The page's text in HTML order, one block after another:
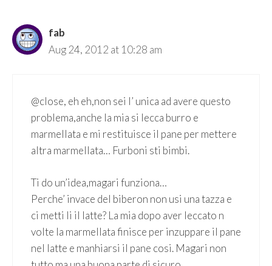
fab
Aug 24, 2012 at 10:28 am
@close, eh eh,non sei l’ unica ad avere questo
problema,anche la mia si lecca burro e
marmellata e mi restituisce il pane per mettere
altra marmellata… Furboni sti bimbi.
Ti do un’idea,magari funziona…
Perche’ invace del biberon non usi una tazza e
ci metti li il latte? La mia dopo aver leccato n
volte la marmellata finisce per inzuppare il pane
nel latte e manhiarsi il pane cosi. Magari non